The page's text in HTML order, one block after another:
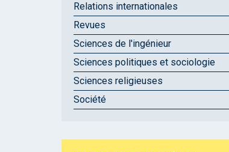
Relations internationales
Revues
Sciences de l'ingénieur
Sciences politiques et sociologie
Sciences religieuses
Société